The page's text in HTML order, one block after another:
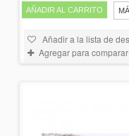
AÑADIR AL CARRITO
Añadir a la lista de
Agregar para comparar